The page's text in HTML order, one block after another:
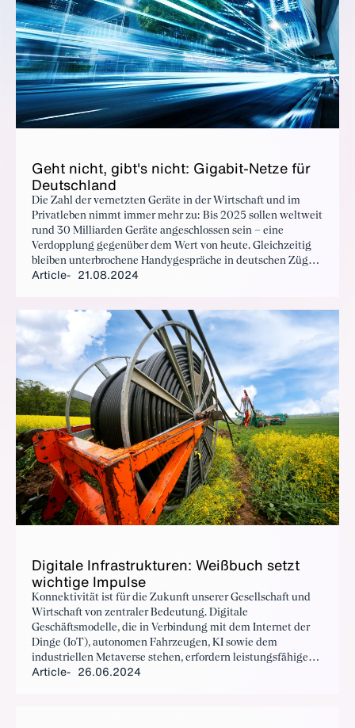
Geht nicht, gibt's nicht: Gi­ga­bit-Net­ze für
Deutsch­land
Die Zahl der vernetzten Geräte in der Wirtschaft und im
Privatleben nimmt immer mehr zu: Bis 2025 sollen weltweit
rund 30 Milliarden Geräte angeschlossen sein – eine
Verdopplung gegenüber dem Wert von heute. Gleichzeitig
bleiben unterbrochene Handygespräche in deutschen Zügen
Realität. Um die Lücke zwischen Anspruch und Wirklichkeit
länger im Mittelfeld zu spielen.
Article 21.08.2024
Dig­i­tale In­fra­struk­turen: Weißbuch set­zt
wichtige Im­pulse
Konnektivität ist für die Zukunft unserer Gesellschaft und
Wirtschaft von zentraler Bedeutung. Digitale
Geschäftsmodelle, die in Verbindung mit dem Internet der
Dinge (IoT), autonomen Fahrzeugen, KI sowie dem
industriellen Metaverse stehen, erfordern leistungsfähige
digitale Netze. Das neue Weißbuch der EU-Kommission
Article 26.06.2024